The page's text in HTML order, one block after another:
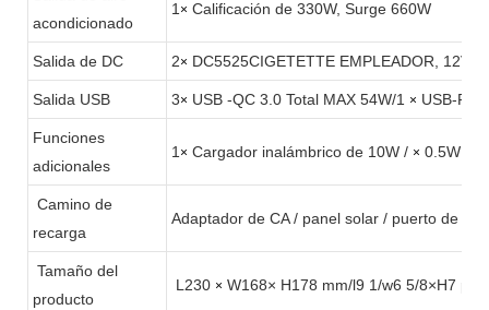
acondicionado
1 × Calificación de 330W, Surge 660W
Salida de DC 2× DC5525CIGETETTE EMPLEADOR, 12V
Salida USB 3× USB -QC 3.0 Total MAX 54W/1 × USB-PD
Funciones
adicionales
1 × Cargador inalámbrico de 10W / × 0.5W
Camino de
recarga
Adaptador de CA / panel solar / puerto de
Tamaño del
producto
L230 × W168× H178 mm/l9 1/w6 5/8×H7